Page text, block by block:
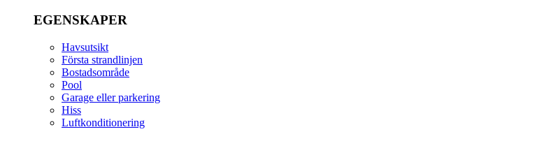
EGENSKAPER
Havsutsikt
Första strandlinjen
Bostadsområde
Pool
Garage eller parkering
Hiss
Luftkonditionering